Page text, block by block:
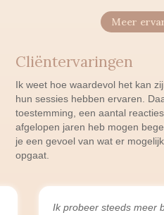
Meer
Cliëntervaringen
Ik weet hoe waardevol het kan
hun sessies hebben ervaren.
toestemming, een aantal
afgelopen jaren heb mogen
je een gevoel van wat er
opgaat.
Ik probeer steeds meer